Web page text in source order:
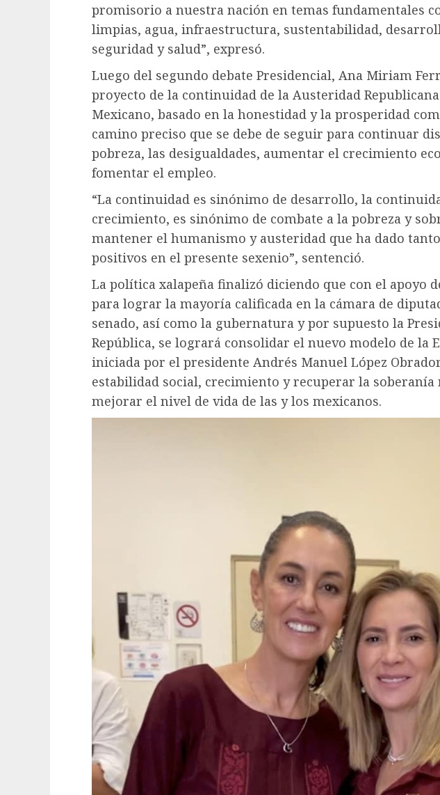
promisorio a nuestra nación en temas fundamentales
limpias, agua, infraestructura, sustentabilidad,
seguridad y salud”, expresó.
Luego del segundo debate Presidencial, Ana Miriam
proyecto de la continuidad de la Austeridad
Mexicano, basado en la honestidad y la prosperidad
camino preciso que se debe de seguir para continuar
pobreza, las desigualdades, aumentar el crecimiento
fomentar el empleo.
“La continuidad es sinónimo de desarrollo, la
crecimiento, es sinónimo de combate a la pobreza y
mantener el humanismo y austeridad que ha dado
positivos en el presente sexenio”, sentenció.
La política xalapeña finalizó diciendo que con el apoyo
para lograr la mayoría calificada en la cámara de
senado, así como la gubernatura y por supuesto la
República, se logrará consolidar el nuevo modelo de la
iniciada por el presidente Andrés Manuel López
estabilidad social, crecimiento y recuperar la soberanía
mejorar el nivel de vida de las y los mexicanos.